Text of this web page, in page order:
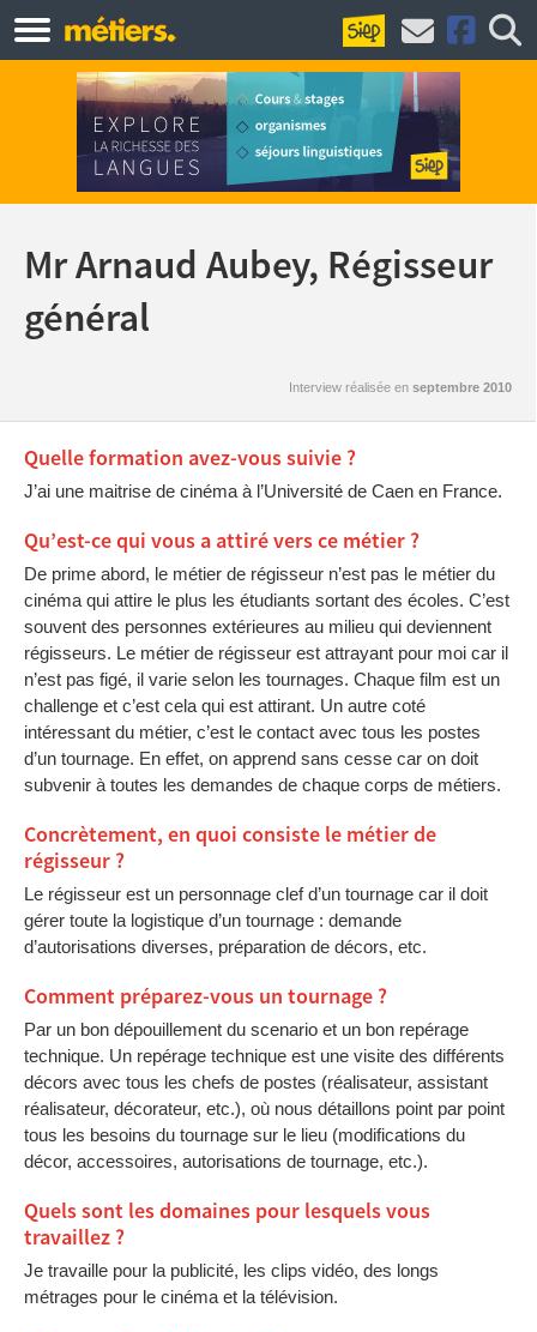
Mr Arnaud Aubey, Régisseur
général
Interview réalisée en septembre 2010
Quelle formation avez-vous suivie ?
J’ai une maitrise de cinéma à l’Université de Caen en France.
Qu’est-ce qui vous a attiré vers ce métier ?
De prime abord, le métier de régisseur n’est pas le métier du
cinéma qui attire le plus les étudiants sortant des écoles. C’est
souvent des personnes extérieures au milieu qui deviennent
régisseurs. Le métier de régisseur est attrayant pour moi car il
n’est pas figé, il varie selon les tournages. Chaque film est un
challenge et c’est cela qui est attirant. Un autre coté
intéressant du métier, c’est le contact avec tous les postes
d’un tournage. En effet, on apprend sans cesse car on doit
subvenir à toutes les demandes de chaque corps de métiers.
Concrètement, en quoi consiste le métier de
régisseur ?
Le régisseur est un personnage clef d’un tournage car il doit
gérer toute la logistique d’un tournage : demande
d’autorisations diverses, préparation de décors, etc.
Comment préparez-vous un tournage ?
Par un bon dépouillement du scenario et un bon repérage
technique. Un repérage technique est une visite des différents
décors avec tous les chefs de postes (réalisateur, assistant
réalisateur, décorateur, etc.), où nous détaillons point par point
tous les besoins du tournage sur le lieu (modifications du
décor, accessoires, autorisations de tournage, etc.).
Quels sont les domaines pour lesquels vous
travaillez ?
Je travaille pour la publicité, les clips vidéo, des longs
métrages pour le cinéma et la télévision.